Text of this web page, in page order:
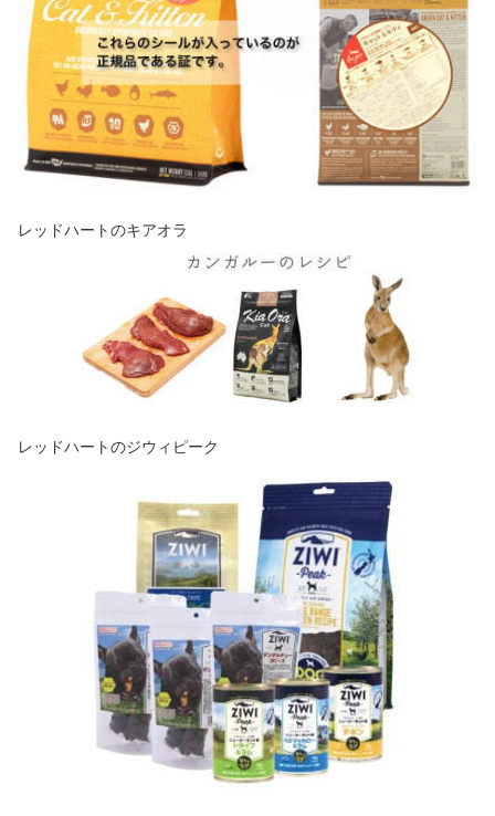
レッドハートのキアオラ
レッドハートのジウィピーク